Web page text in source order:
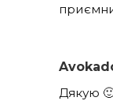
Дякую